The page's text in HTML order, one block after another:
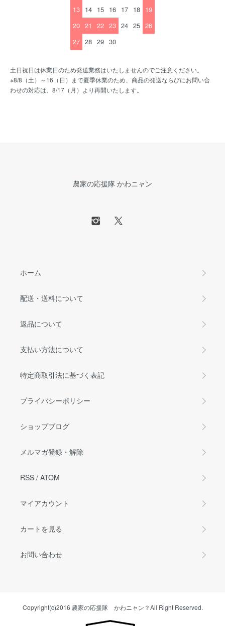
13 14 15 16 17 18 19
20 21 22 23 24 25 26
27 28 29 30
土日祝日は休業日のため発送業務はいたしませんのでご注意ください。
※8/8（土）～16（日）まで夏季休業のため、商品の発送ならびにお問い合
わせの対応は、8/17（月）より再開いたします。
農家の応援隊 かわニャン
ホーム
配送・送料について
返品について
支払い方法について
特定商取引法に基づく表記
プライバシーポリシー
ショップブログ
メルマガ登録・解除
RSS / ATOM
マイアカウント
カートを見る
お問い合わせ
Copyright(c)2016 農家の応援隊 かわニャン？All Right Reserved.